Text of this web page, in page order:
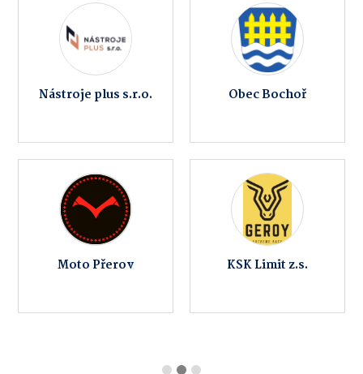
Nástroje plus s.r.o. Obec Bochoř
Moto Přerov KSK Limit z.s.